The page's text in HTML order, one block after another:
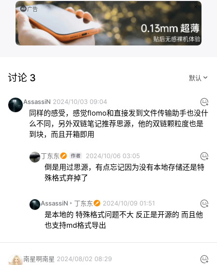
广告
讨论 3
AssassiN 2024/10/03 09:04
同样的感受，感觉flomo和直接发到文件传输助手也没什
么不同，另外双链笔记推荐思源，他的双链颗粒度也是
到块，而且开箱即用
丁东东 2024/10/06 03:05
倒是用过思源，有点忘记因为没有本地存储还是特
殊格式弃掉了
AssassiN 丁东东 2024/10/09 01:51
是本地的 特殊格式问题不大 反正是开源的 而且他
也支持md格式导出
南星啊南星 2024/08/02 08:29